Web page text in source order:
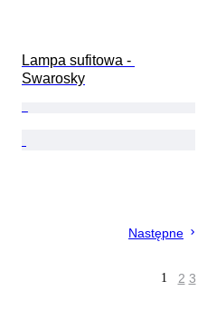
Lampa sufitowa -
Swarosky
Następne
1 2 3